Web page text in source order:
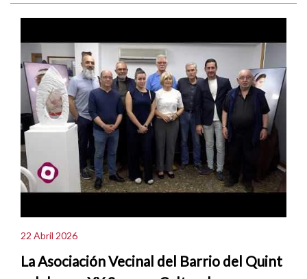
22 Abril 2026
La Asociación Vecinal del Barrio del Quint